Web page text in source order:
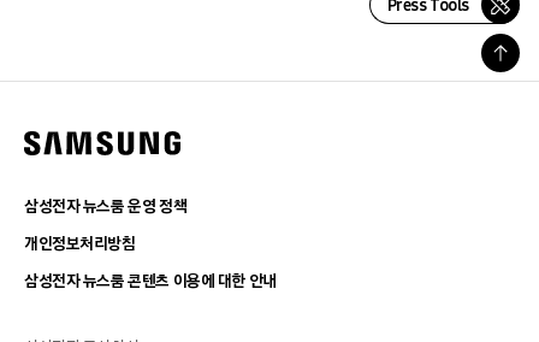
Press Tools
삼성전자 뉴스룸 운영 정책
개인정보처리방침
삼성전자 뉴스룸 콘텐츠 이용에 대한 안내